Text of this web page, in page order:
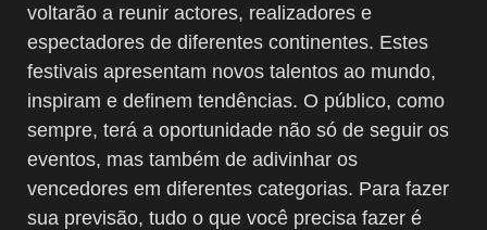
voltarão a reunir actores, realizadores e
espectadores de diferentes continentes. Estes
festivais apresentam novos talentos ao mundo,
inspiram e definem tendências. O público, como
sempre, terá a oportunidade não só de seguir os
eventos, mas também de adivinhar os
vencedores em diferentes categorias. Para fazer
sua previsão, tudo o que você precisa fazer é